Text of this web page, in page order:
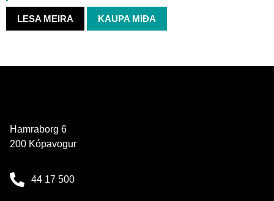
LESA MEIRA KAUPA MIÐA
Hamraborg 6
200 Kópavogur
44 17 500